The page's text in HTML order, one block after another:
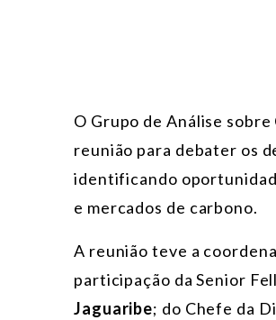
O Grupo de Análise sobre
reunião para debater os
identificando
e mercados de carbono.
A reunião teve a
participação da Senior
Jaguaribe; do Chefe da